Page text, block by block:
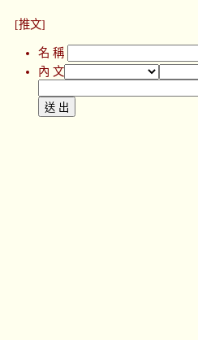
[推文]
名 稱
內 文